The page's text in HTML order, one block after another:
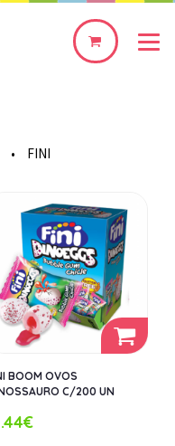
0
• FINI
BOOM OVOS
C/200 UN